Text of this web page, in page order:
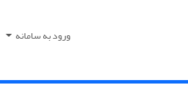
ورود به سامانه